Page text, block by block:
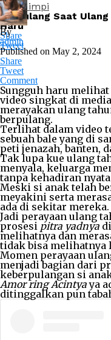
Arti Mimpi
Berpulang Saat Ulang
Haru
Share
Tweet
By
admin
Published on May 2, 2024
Share
Tweet
Comment
Sungguh haru
video singkat di
merayakan ulang
berpulang.
Terlihat dalam video
sebuah bale yang di
peti jenazah, banten,
Tak lupa kue ulang
menyala, keluarga
tanpa kehadiran
Meski si anak telah
meyakini serta
ada di sekitar mereka.
Jadi perayaan ulang
prosesi pitra yadnya
melihatnya dan
tidak bisa melihatnya
Momen perayaan
menjadi bagian dari
keberpulangan si
Amor ring Acintyaya
ditinggalkan pun